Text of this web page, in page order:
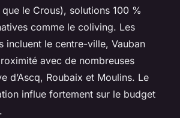
le Crous), solutions 100 %
comme le coliving. Les
incluent le centre-ville, Vauban
avec de nombreuses
d’Ascq, Roubaix et Moulins. Le
influe fortement sur le budget